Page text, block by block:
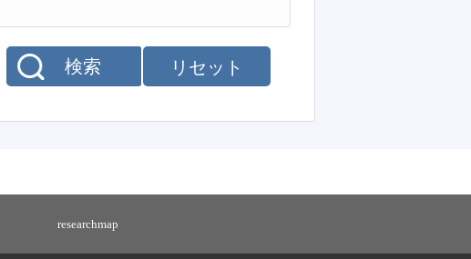
リセット
検索
researchmap